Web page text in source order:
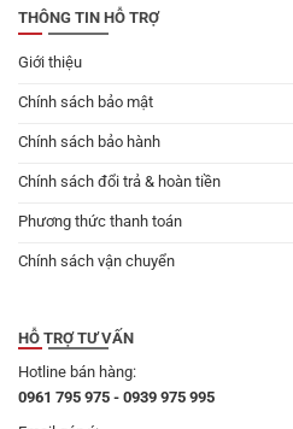
THÔNG TIN HỖ TRỢ
Giới thiệu
Chính sách bảo mật
Chính sách bảo hành
Chính sách đổi trả & hoàn tiền
Phương thức thanh toán
Chính sách vận chuyển
HỖ TRỢ TƯ VẤN
Hotline bán hàng:
0961 795 975 - 0939 975 995